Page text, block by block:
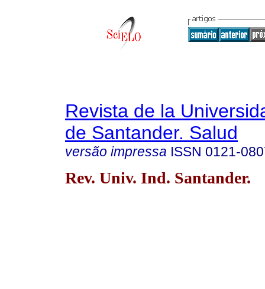
Revista de la
de Santander. Salud
versão impressa ISSN 0121-
Rev. Univ. Ind. Santander.